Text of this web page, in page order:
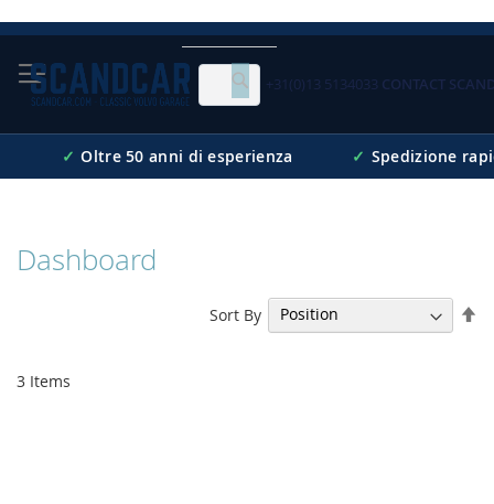
Skip
Content
Cerca
+31(0)13 5134033 CONTACT
✓ Oltre 50 anni di esperienza ✓ Spedizione
Dashboard
3 Items
Sort By